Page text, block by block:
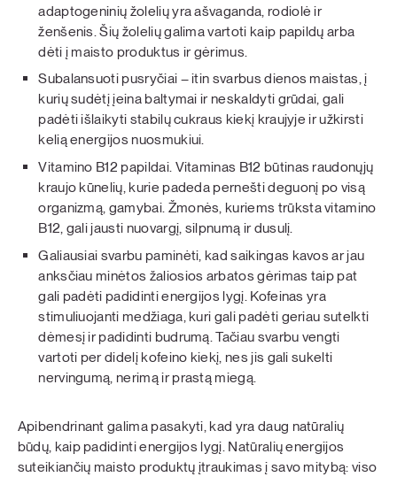
adaptogeninių žolelių yra ašvaganda, rodiolė ir
ženšenis. Šių žolelių galima vartoti kaip papildų arba
dėti į maisto produktus ir gėrimus.
Subalansuoti pusryčiai – itin svarbus dienos maistas, į
kurių sudėtį įeina baltymai ir neskaldyti grūdai, gali
padėti išlaikyti stabilų cukraus kiekį kraujyje ir užkirsti
kelią energijos nuosmukiui.
Vitamino B12 papildai. Vitaminas B12 būtinas raudonųjų
kraujo kūnelių, kurie padeda pernešti deguonį po visą
organizmą, gamybai. Žmonės, kuriems trūksta vitamino
B12, gali jausti nuovargį, silpnumą ir dusulį.
Galiausiai svarbu paminėti, kad saikingas kavos ar jau
anksčiau minėtos žaliosios arbatos gėrimas taip pat
gali padėti padidinti energijos lygį. Kofeinas yra
stimuliuojanti medžiaga, kuri gali padėti geriau sutelkti
dėmesį ir padidinti budrumą. Tačiau svarbu vengti
vartoti per didelį kofeino kiekį, nes jis gali sukelti
nervingumą, nerimą ir prastą miegą.
Apibendrinant galima pasakyti, kad yra daug natūralių
būdų, kaip padidinti energijos lygį. Natūralių energijos
suteikiančių maisto produktų įtraukimas į savo mitybą: viso